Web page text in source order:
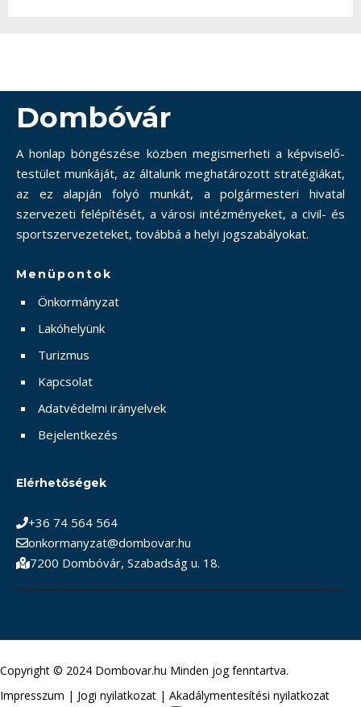
Dombóvár
A honlap böngészése közben megismerheti a képviselő-
testület munkáját, az általunk meghatározott stratégiákat,
az ez alapján folyó munkát, a polgármesteri hivatal
szervezeti felépítését, a városi intézményeket, a civil- és
sportszervezeteket, továbbá a helyi jogszabályokat.
Menüpontok
Önkormányzat
Lakóhelyünk
Turizmus
Kapcsolat
Adatvédelmi irányelvek
Bejelentkezés
Elérhetőségek
+36 74 564 564
onkormanyzat@dombovar.hu
7200 Dombóvár, Szabadság u. 18.
Copyright © 2024 Dombovar.hu Minden jog fenntartva.
Impresszum | Jogi nyilatkozat | Akadálymentesítési nyilatkozat